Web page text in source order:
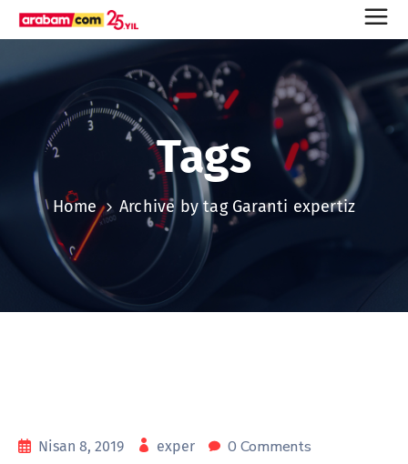
Tags
Home Archive by tag Garanti expertiz
Nisan 8, 2019 exper 0 Comments